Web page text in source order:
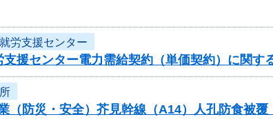
労支援センター
援センター電力需給契約（単価契約）に関す
防災・安全）芥見幹線（A14）人孔防食被覆